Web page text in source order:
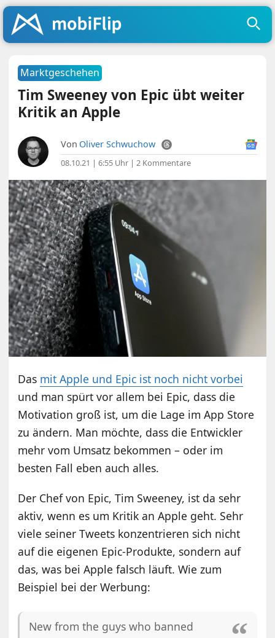
Marktgeschehen
Tim Sweeney von Epic übt weiter
Kritik an Apple
Von Oliver Schwuchow
08.10.21 | 6:55 Uhr |2 Kommentare
Das mit Apple und Epic ist noch nicht vorbei
und man spürt vor allem bei Epic, dass die
Motivation groß ist, um die Lage im App Store
zu ändern. Man möchte, dass die Entwickler
mehr vom Umsatz bekommen – oder im
besten Fall eben auch alles.
Der Chef von Epic, Tim Sweeney, ist da sehr
aktiv, wenn es um Kritik an Apple geht. Sehr
viele seiner Tweets konzentrieren sich nicht
auf die eigenen Epic-Produkte, sondern auf
das, was bei Apple falsch läuft. Wie zum
Beispiel bei der Werbung:
New from the guys who banned